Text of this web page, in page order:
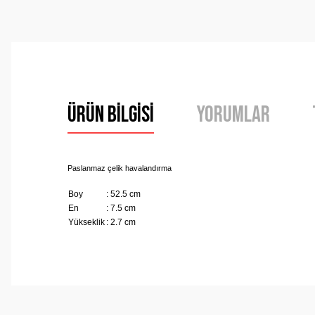
Ürün Bilgisi Yorumlar
Paslanmaz çelik havalandırma
Boy
: 52.5 cm
En
: 7.5 cm
Yükseklik : 2.7 cm